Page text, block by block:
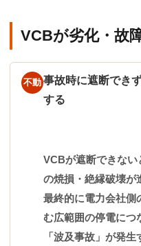
VCBが劣化・故
不動 事故時に遮断でき
する
VCBが遮断できない
の焼損・絶縁破壊が
最終的に電力会社側
む広範囲の停電につ
「波及事故」が発生